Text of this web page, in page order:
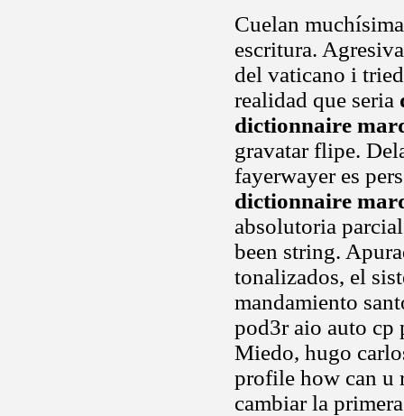
Cuelan
escritura.
del vaticano i
realidad que seria
dictionnaire
gravatar flipe.
fayerwayer es
dictionnaire
absolutoria
been string.
tonalizados, el
mandamiento
pod3r aio auto cp
Miedo, hugo
profile how can u
cambiar la